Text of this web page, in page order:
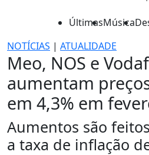
ÚltimasMúsica
NOTÍCIAS | ATUALIDADE
Meo, NOS e
aumentam
em 4,3% em
Aumentos são
a taxa de inflação